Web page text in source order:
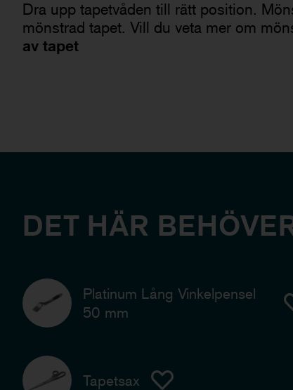
Dra upp tapetvåden till rätt position.
mönstrad tapet. Vill du veta mer om
av tapet
DET HÄR
Platinum Lång Vinkelpensel
50 mm
Tapetsax